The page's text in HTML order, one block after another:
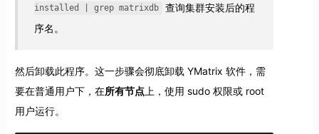
installed | grep matrixdb
查询集群安装后的程
序名。
然后卸载此程序。这一步骤会彻底卸载 YMatrix 软件，需
要在普通用户下，在所有节点上，使用 sudo 权限或 root
用户运行。